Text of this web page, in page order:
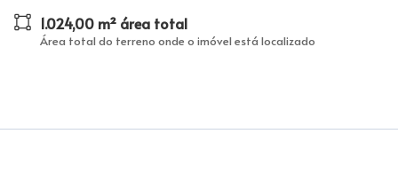
1.024,00 m² área total
Área total do terreno onde o imóvel está localizado